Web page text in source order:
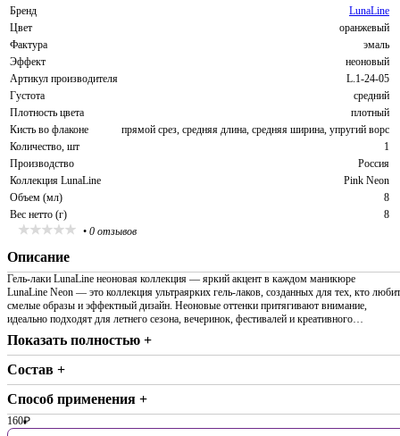
Бренд
LunaLine
Цвет
оранжевый
Фактура
эмаль
Эффект
неоновый
Артикул производителя
L.1-24-05
Густота
средний
Плотность цвета
плотный
Кисть во флаконе
прямой срез, средняя длина, средняя ширина, упругий ворс
Количество, шт
1
Производство
Россия
Коллекция LunaLine
Pink Neon
Объем (мл)
8
Вес нетто (г)
8
• 0 отзывов
Описание
Гель-лаки LunaLine неоновая коллекция — яркий акцент в каждом маникюре
LunaLine Neon — это коллекция ультраярких гель-лаков, созданных для тех, кто любит
смелые образы и эффектный дизайн. Неоновые оттенки притягивают внимание,
идеально подходят для летнего сезона, вечеринок, фестивалей и креативного…
Показать полностью +
Состав +
Способ применения +
160₽